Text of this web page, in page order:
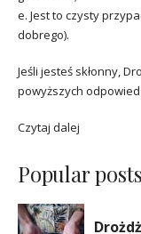
e. Jest to czysty
dobrego).
Jeśli jesteś skłonny,
powyższych
Czytaj dalej
Popular posts